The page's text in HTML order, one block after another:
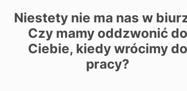
dorosłych, dwie
widokiem na ocean,
cztery sypialnie,
i tarasy, domek na
Niestety nie ma nas w
Czy mamy oddzwonić do
Ciebie, kiedy wrócimy do
pracy?